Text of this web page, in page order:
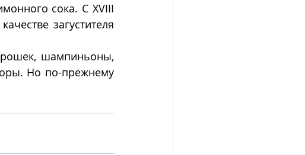
сока. С XVIII
загустителя
шампиньоны,
Но по-прежнему